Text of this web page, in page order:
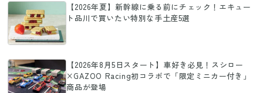
【2026年夏】新幹線に乗る前にチェック！エキュー
ト品川で買いたい特別な手土産5選
【2026年8月5日スタート】車好き必見！スシロー
×GAZOO Racing初コラボで「限定ミニカー付き」
商品が登場